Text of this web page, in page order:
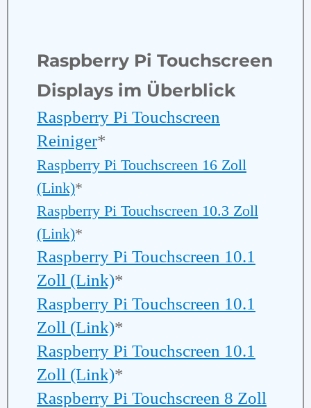
Raspberry Pi Touchscreen
Displays im Überblick
Raspberry Pi Touchscreen
Reiniger*
Raspberry Pi Touchscreen 16 Zoll
(Link)*
Raspberry Pi Touchscreen 10.3 Zoll
(Link)*
Raspberry Pi Touchscreen 10.1
Zoll (Link)*
Raspberry Pi Touchscreen 10.1
Zoll (Link)*
Raspberry Pi Touchscreen 10.1
Zoll (Link)*
Raspberry Pi Touchscreen 8 Zoll